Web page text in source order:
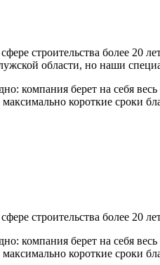
сфере строительства более 20
области, но наши
компания берет на себя весь
короткие сроки
сфере строительства более 20
компания берет на себя весь
короткие сроки